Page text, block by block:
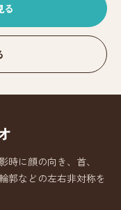
る
に顔の向き、首、
郭などの左右非対称を